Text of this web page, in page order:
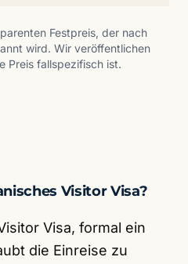
Festpreis, der nach
wird. Wir veröffentlichen
Preis fallspezifisch ist.
Visitor Visa?
Visa, formal ein
die Einreise zu